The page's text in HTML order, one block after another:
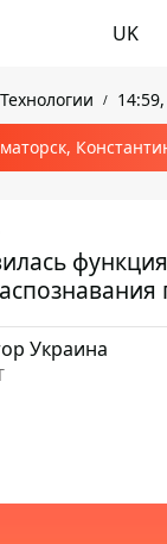
UK
Технологии
функция
Украина